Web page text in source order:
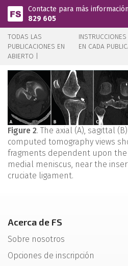
Pasar al contenido principal
Contacte para más
829 605
TODAS LAS
PUBLICACIONES EN
ABIERTO |
EN CADA
Figure 2. The axial (A), sagittal
computed tomography views
fragments dependent upon
medial meniscus, near the
cruciate ligament.
Acerca de FS
Sobre nosotros
Opciones de inscripción